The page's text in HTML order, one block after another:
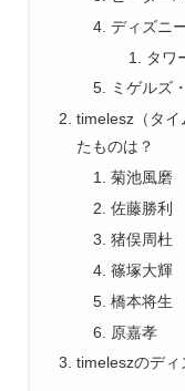
ディズニ
タワ
ミゲルズ
timelesz（タイ
たものは？
菊池風磨
佐藤勝利
猪俣周杜
篠塚大輝
橋本将生
原嘉孝
timeleszのディ